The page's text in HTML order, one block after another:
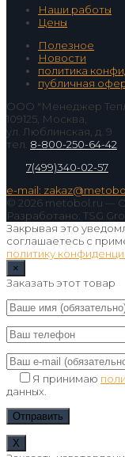
Наши работы
Цены
Полезное
Новости
политика
публичная
ООО "Менеджер
109125, Москва,
ул. Люблинская, д. 9
тел. 8-800-250-64-42
7(499)340-02-57
e-mail:
© 2026 metobol.ru —
Разработано: TSG
Закрывая это
соглашаетесь с
политику
×
Заказать этот товар
Я принимаю
данных.
Х